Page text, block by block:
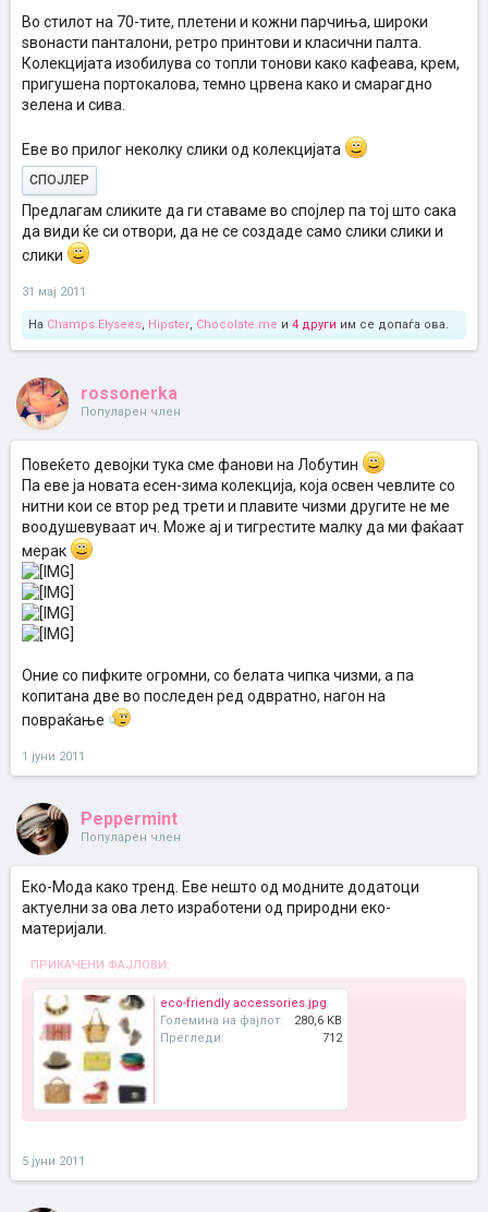
Во стилот на 70-тите, плетени и кожни парчиња, широки
ѕвонасти панталони, ретро принтови и класични палта.
Колекцијата изобилува со топли тонови како кафеава, крем,
пригушена портокалова, темно црвена како и смарагдно
зелена и сива.
Еве во прилог неколку слики од колекцијата
СПОЈЛЕР
Предлагам сликите да ги ставаме во спојлер па тој што сака
да види ќе си отвори, да не се создаде само слики слики и
слики
31 мај 2011
На Champs.Elysees, Hipster, Chocolate.me и 4 други им се допаѓа ова.
rossonerka
Популарен член
Повеќето девојки тука сме фанови на Лобутин
Па еве ја новата есен-зима колекција, која освен чевлите со
нитни кои се втор ред трети и плавите чизми другите не ме
воодушевуваат ич. Може ај и тигрестите малку да ми фаќаат
мерак
Оние со пифките огромни, со белата чипка чизми, а па
копитана две во последен ред одвратно, нагон на
повраќање
1 јуни 2011
Peppermint
Популарен член
Еко-Мода како тренд. Еве нешто од модните додатоци
актуелни за ова лето изработени од природни еко-
материјали.
ПРИКАЧЕНИ ФАЈЛОВИ:
eco-friendly accessories.jpg
Големина на фајлот:
280,6 KB
Прегледи:
712
5 јуни 2011